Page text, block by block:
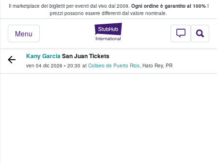
Il marketplace dei biglietti per eventi dal vivo dal 2009. Ogni ordine è garantito al 100%I
prezzi possono essere differenti dal valore nominale.
StubHub - Dove
Menu
fan comprano e vendono biglietti
Kany GarciaSan Juan Tickets
ven 04 dic 2026 • 20:30 at Coliseo de Puerto Rico, Hato Rey, PR